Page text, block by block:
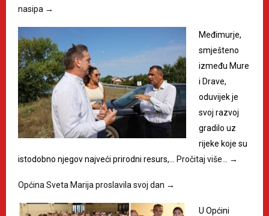
nasipa →
Međimurje,
smješteno
između Mure
i Drave,
oduvijek je
svoj razvoj
gradilo uz
rijeke koje su
istodobno njegov najveći prirodni resurs,… Pročitaj više… →
Općina Sveta Marija proslavila svoj dan →
U Općini